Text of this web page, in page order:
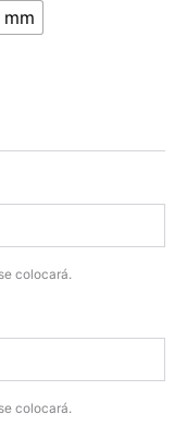
colocará.
colocará.